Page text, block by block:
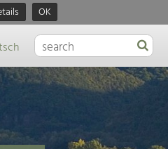
OK